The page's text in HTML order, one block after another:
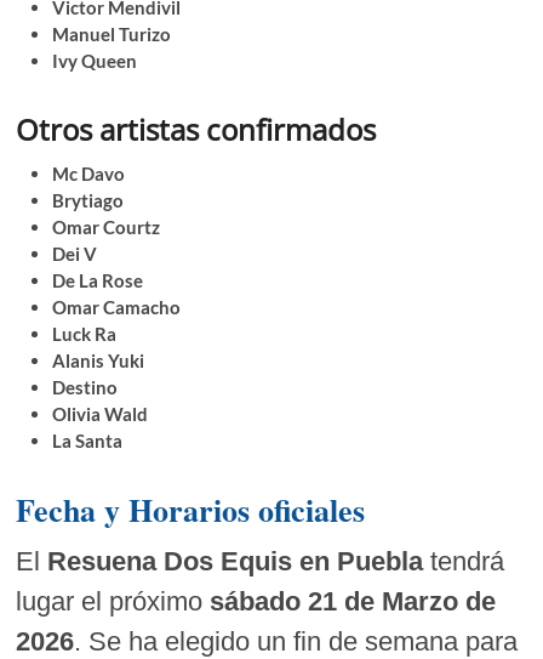
Victor Mendivil
Manuel Turizo
Ivy Queen
Otros artistas confirmados
Mc Davo
Brytiago
Omar Courtz
Dei V
De La Rose
Omar Camacho
Luck Ra
Alanis Yuki
Destino
Olivia Wald
La Santa
Fecha y Horarios oficiales
El Resuena Dos Equis en Pueblatendrá
lugar el próximo sábado 21 de Marzo de
2026. Se ha elegido un fin de semana para